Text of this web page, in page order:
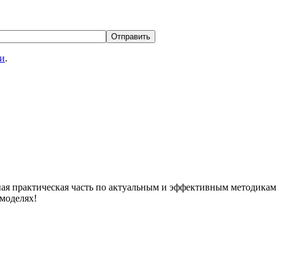
.
часть по актуальным и эффективным методикам